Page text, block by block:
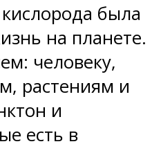
была
на планете.
человеку,
растениям и
и
есть в